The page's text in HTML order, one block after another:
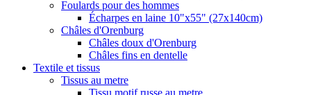
Foulards pour des hommes
Écharpes en laine 10"x55" (27x140cm)
Châles d'Orenburg
Châles doux d'Orenburg
Châles fins en dentelle
Textile et tissus
Tissus au metre
Tissu motif russe au metre